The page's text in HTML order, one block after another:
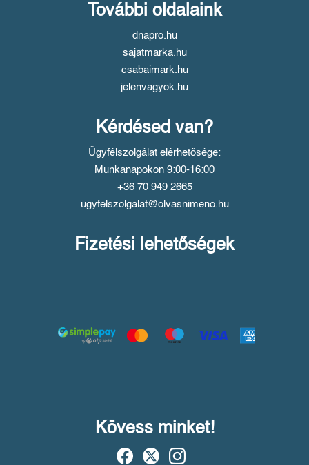
További oldalaink
dnapro.hu
sajatmarka.hu
csabaimark.hu
jelenvagyok.hu
Kérdésed van?
Ügyfélszolgálat elérhetősége:
Munkanapokon 9:00-16:00
+36 70 949 2665
ugyfelszolgalat@olvasnimeno.hu
Fizetési lehetőségek
Kövess minket!